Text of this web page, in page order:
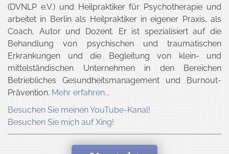
(DVNLP e.V.) und Heilpraktiker für Psychotherapie und
arbeitet in Berlinals Heilpraktiker in eigener Praxis, als
Coach, Autor und Dozent. Er ist spezialisiert auf die
Behandlung von psychischen und traumatischen
Erkrankungen und die Begleitung von klein- und
mittelständischen Unternehmen in den Bereichen
Betriebliches Gesundheitsmanagement und Burnout-
Prävention. Mehr erfahren...
Besuchen Sie meinen YouTube-Kanal!
Besuchen Sie mich auf Xing!